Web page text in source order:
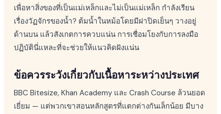
เพื่อหาสิ่งของที่เป็นแม่เหล็กและไม่เป็นแม่เหล็ก กำลังเรียน
เรื่องวัฏจักรของน้ำ? ต้มน้ำในหม้อโดยมีฝาปิดเย็นๆ วางอยู่
ด้านบน แล้วสังเกตการควบแน่น การเชื่อมโยงกับการลงมือ
ปฏิบัตินี่แหละที่จะช่วยให้แนวคิดฝังแน่น
ข้อควรระวังเกี่ยวกับเนื้อหาระหว่างประเทศ
BBC Bitesize, Khan Academy และ Crash Course ล้วนยอด
เยี่ยม — แต่พวกเขาสอนหลักสูตรที่แตกต่างกันเล็กน้อย มีบาง